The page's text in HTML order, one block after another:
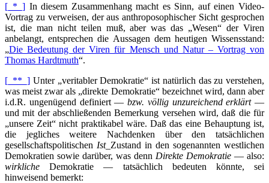
[_*_] In diesem Zusammenhang macht es Sinn, auf einen Video-
Vortrag zu verweisen, der aus anthroposophischer Sicht gesprochen
ist, die man nicht teilen muß, aber was das „Wesen“ der Viren
anbelangt, entsprechen die Aussagen dem heutigen Wissensstand:
„Die Bedeutung der Viren für Mensch und Natur – Vortrag von
Thomas Hardtmuth“.
[_**_] Unter „veritabler Demokratie“ ist natürlich das zu verstehen,
was meist zwar als „direkte Demokratie“ bezeichnet wird, dann aber
i.d.R. ungenügend definiert — bzw. völlig unzureichend erklärt—
und mit der abschließenden Bemerkung versehen wird, daß die für
„unsere Zeit“ nicht praktikabel wäre. Daß das eine Behauptung ist,
die jegliches weitere Nachdenken über den tatsächlichen
gesellschaftspolitischen Ist_Zustand in den sogenannten westlichen
Demokratien sowie darüber, was denn Direkte Demokratie — also:
wirklicheDemokratie — tatsächlich bedeuten könnte, sei
hinweisend bemerkt: